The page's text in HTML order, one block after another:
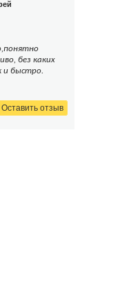
без каких
и быстро.
Оставить отзыв